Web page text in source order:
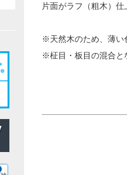
片面がラフ（粗木）仕
※天然木のため、薄い
※柾目・板目の混合と